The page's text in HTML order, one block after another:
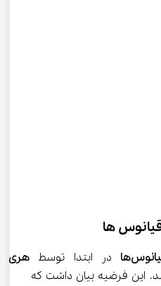
ها
در ابتدا توسط هری
مطرح شد. این فرضیه بیان داشت که